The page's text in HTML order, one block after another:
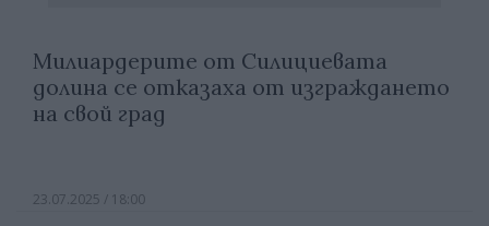
Милиардерите от Силициевата
долина се отказаха от изграждането
на свой град
23.07.2025 / 18:00